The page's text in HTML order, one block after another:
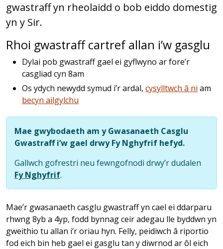
gwastraff yn rheolaidd o bob eiddo domestig
yn y Sir.
Rhoi gwastraff cartref allan i’w gasglu
Dylai pob gwastraff gael ei gyflwyno ar fore’r
casgliad cyn 8am
Os ydych newydd symud i’r ardal, cysylltwch â ni am
becyn ailgylchu
Mae gwybodaeth am y Gwasanaeth Casglu
Gwastraff i’w gael drwy Fy Nghyfrif hefyd.
Gallwch gofrestri neu fewngofnodi drwy’r dudalen
Fy Nghyfrif.
Mae’r gwasanaeth casglu gwastraff yn cael ei ddarparu
rhwng 8yb a 4yp, fodd bynnag ceir adegau lle byddwn yn
gweithio tu allan i’r oriau hyn. Felly, peidiwch â riportio
fod eich bin heb gael ei gasglu tan y diwrnod ar ôl eich